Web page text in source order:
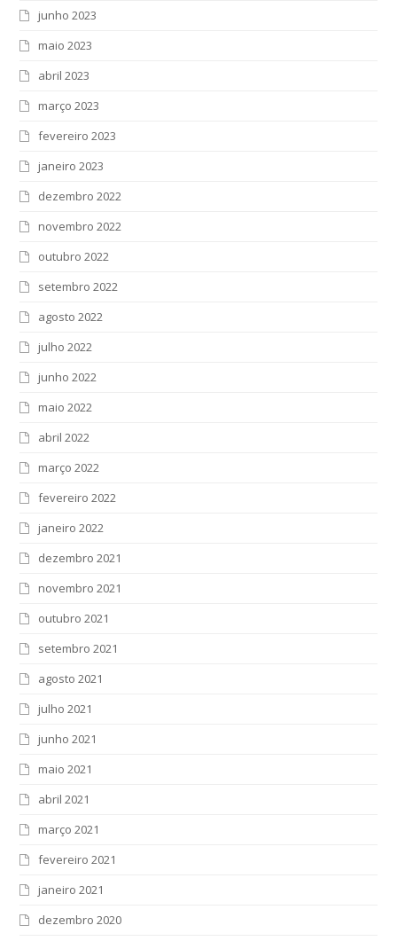
junho 2023
maio 2023
abril 2023
março 2023
fevereiro 2023
janeiro 2023
dezembro 2022
novembro 2022
outubro 2022
setembro 2022
agosto 2022
julho 2022
junho 2022
maio 2022
abril 2022
março 2022
fevereiro 2022
janeiro 2022
dezembro 2021
novembro 2021
outubro 2021
setembro 2021
agosto 2021
julho 2021
junho 2021
maio 2021
abril 2021
março 2021
fevereiro 2021
janeiro 2021
dezembro 2020